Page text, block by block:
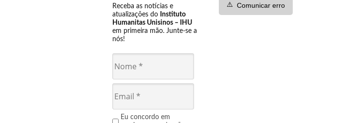
Receba as notícias e
atualizações do Instituto
Humanitas Unisinos – IHU
em primeira mão. Junte-se a
nós!
Eu concordo em
⚠️ Comunicar erro